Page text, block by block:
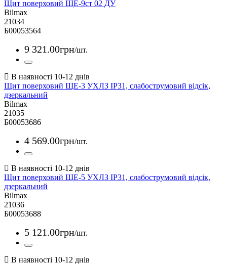
Щит поверховий ЩЕ-9ст 02 ДУ
Bilmax
21034
Б00053564
9 321.00грн/шт.
Щит поверховий ЩЕ-3 УХЛЗ IP31, слабострумовий відсік,
дзеркальний
Bilmax
21035
Б00053686
4 569.00грн/шт.
Щит поверховий ЩЕ-5 УХЛЗ IP31, слабострумовий відсік,
дзеркальний
Bilmax
21036
Б00053688
5 121.00грн/шт.